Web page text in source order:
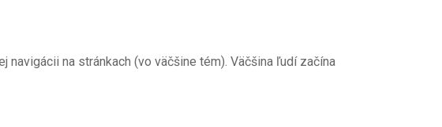
na stránkach (vo väčšine tém). Väčšina ľudí začína